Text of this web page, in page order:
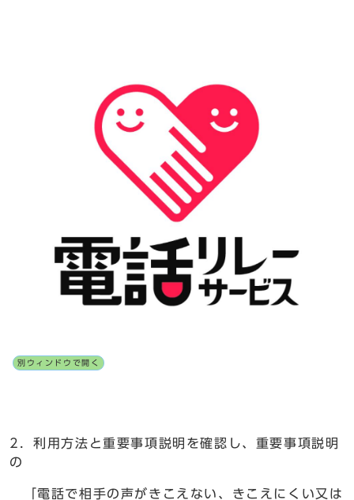
別ウィンドウで開く
2．利用方法と重要事項説明を確認し、重要事項説明
の
「電話で相手の声がきこえない、きこえにくい又は